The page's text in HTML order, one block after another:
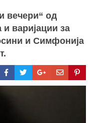
вечери“ од
варијации за
и Симфонија